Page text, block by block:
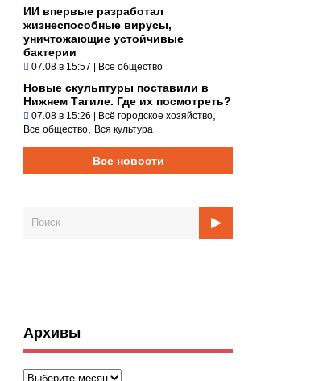
ИИ впервые разработал
жизнеспособные вирусы,
уничтожающие устойчивые
бактерии
07.08 в 15:57 | Все общество
Новые скульптуры поставили в
Нижнем Тагиле. Где их посмотреть?
07.08 в 15:26 | Всё городское хозяйство
Все общество Вся культура
Все новости
Архивы
Архивы